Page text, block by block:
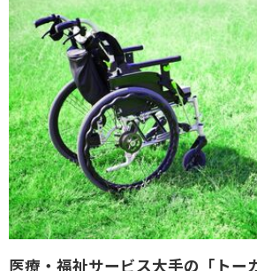
医療・福祉サービス大手の「ト